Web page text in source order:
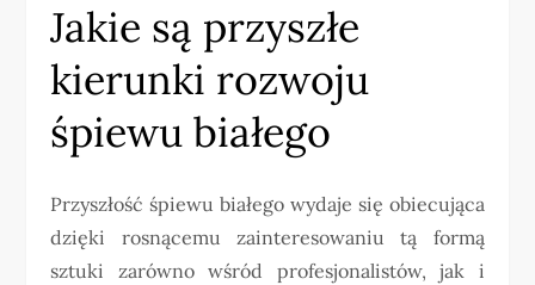
Jakie są przyszłe
kierunki rozwoju
śpiewu białego
Przyszłość śpiewu białego wydaje się obiecująca
dzięki rosnącemu zainteresowaniu tą formą
sztuki zarówno wśród profesjonalistów, jak i